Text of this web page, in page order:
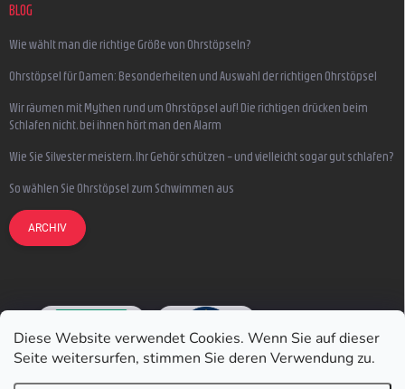
Diese Website verwendet Cookies. Wenn Sie auf dieser
Seite weitersurfen, stimmen Sie deren Verwendung zu.
BLOG
Wie wählt man die richtige Größe von Ohrstöpseln?
Ohrstöpsel für Damen: Besonderheiten und Auswahl der richtigen Ohrstöpsel
Wir räumen mit Mythen rund um Ohrstöpsel auf! Die richtigen drücken beim
Schlafen nicht, bei ihnen hört man den Alarm
Wie Sie Silvester meistern, Ihr Gehör schützen – und vielleicht sogar gut schlafen?
So wählen Sie Ohrstöpsel zum Schwimmen aus
ARCHIV